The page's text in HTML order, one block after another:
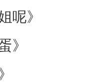
呢》
》